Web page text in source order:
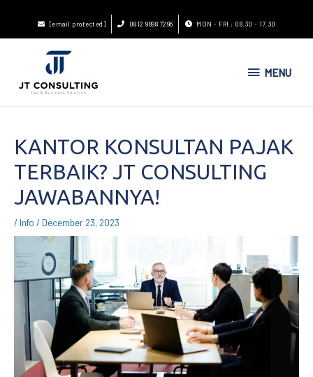
[email protected] 0812 9898 7296 MON - FRI : 08.30 - 17.30
MENU
KANTOR KONSULTAN PAJAK
TERBAIK? JT CONSULTING
JAWABANNYA!
/ Info / December 23, 2023